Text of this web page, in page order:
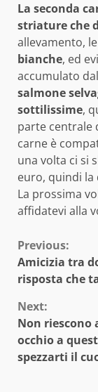
La seconda
striature che
allevamento, le
bianche, ed
accumulato
salmone
sottilissime,
parte centrale
carne è
una volta ci si
euro, quindi la
La prossima
affidatevi alla
Continue
Reading
Previous:
Amicizia tra
risposta che
Next:
Non riescono
occhio a
spezzarti il